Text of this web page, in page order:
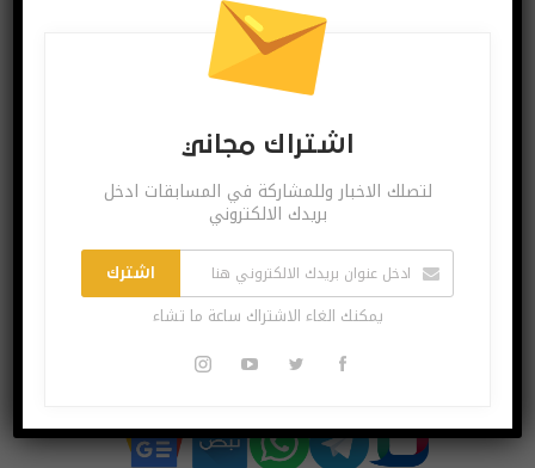
Linkedin
Follow us
اشترك بقنواتنا
اشتراك مجاني
لتصلك الاخبار وللمشاركة في المسابقات ادخل
بريدك الالكتروني
اشترك
يمكنك الغاء الاشتراك ساعة ما تشاء